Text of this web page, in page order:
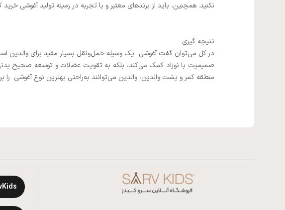
نکنید. همچنین، باید از برندهای معتبر و با تجربه در زمینه تولید آغوشی
نتیجه گیری
در کل می‌توان گفت آغوشی یک وسیله حمل‌ونقل بسیار مفید برای والدین است
صمیمیت با نوزاد کمک می‌کند، بلکه به تقویت عضلات و توسعه صحیح
منطقه کمر و پشت والدین، والدین می‌توانند به‌راحتی بهترین نوع آغوشی را